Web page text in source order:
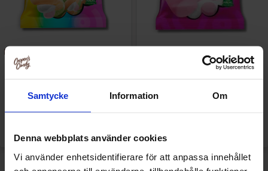
Samtycke Information Om
Denna webbplats använder cookies
Vi använder enhetsidentifierare för att anpassa innehållet
Bebeto Marshmallow Rainbow
9.90 kr
White 60g(BF:2026-07-02)
9.90 kr